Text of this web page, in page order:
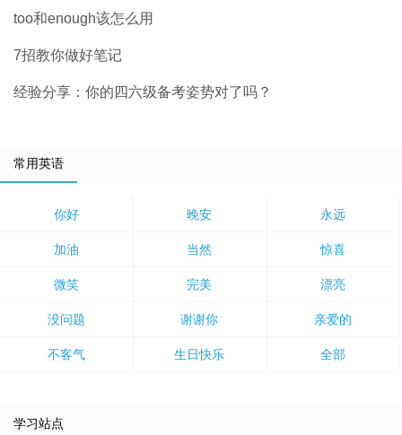
too和enough该怎么用
7招教你做好笔记
经验分享：你的四六级备考姿势对了吗？
常用英语
你好 晚安 永远
加油 当然 惊喜
微笑 完美 漂亮
没问题 谢谢你 亲爱的
不客气 生日快乐 全部
学习站点